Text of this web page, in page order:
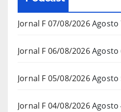
Jornal F 07/08/2026Agosto
Jornal F 06/08/2026Agosto
Jornal F 05/08/2026Agosto
Jornal F 04/08/2026Agosto